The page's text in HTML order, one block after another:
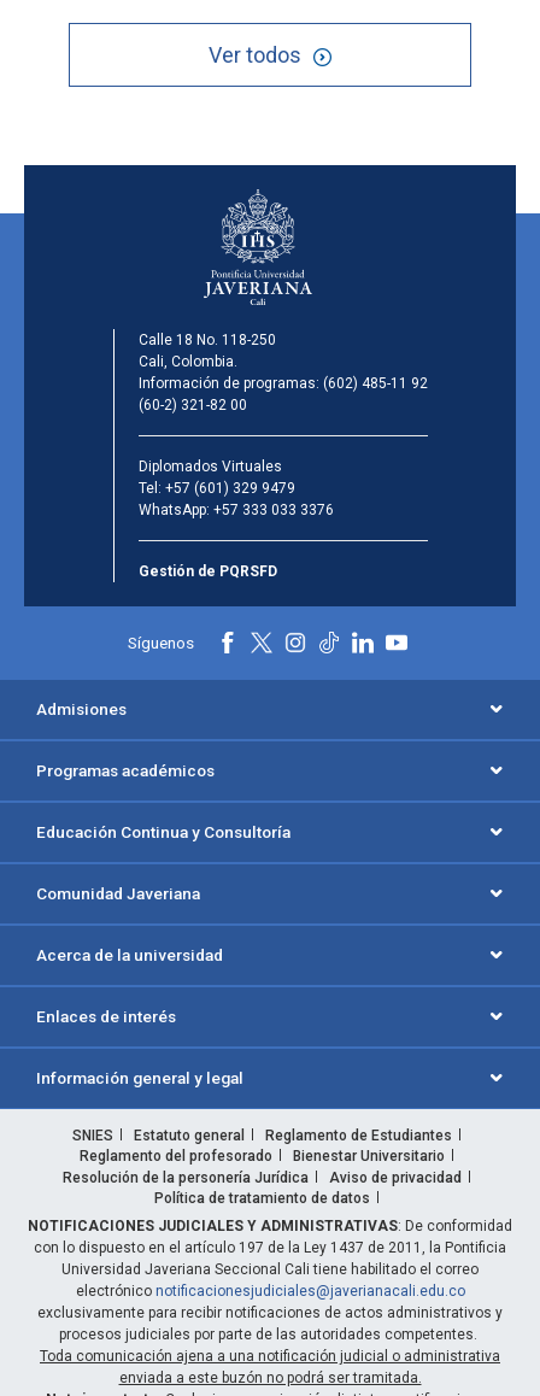
Ver todos
Calle 18 No. 118-250
Cali, Colombia.
Información de programas: (602) 485-11 92
(60-2) 321-82 00
Diplomados Virtuales
Tel: +57 (601) 329 9479
WhatsApp: +57 333 033 3376
Gestión de PQRSFD
Síguenos
Admisiones
Programas académicos
Educación Continua y Consultoría
Comunidad Javeriana
Acerca de la universidad
Enlaces de interés
Información general y legal
SNIES Estatuto general
Reglamento de Estudiantes
Reglamento del profesorado
Bienestar Universitario
Resolución de la personería Jurídica
Aviso de privacidad
Política de tratamiento de datos
NOTIFICACIONES JUDICIALES Y ADMINISTRATIVAS: De conformidad
con lo dispuesto en el artículo 197 de la Ley 1437 de 2011, la Pontificia
Universidad Javeriana Seccional Cali tiene habilitado el correo
electrónico notificacionesjudiciales@javerianacali.edu.co
exclusivamente para recibir notificaciones de actos administrativos y
procesos judiciales por parte de las autoridades competentes.
Toda comunicación ajena a una notificación judicial o administrativa
enviada a este buzón no podrá ser tramitada.